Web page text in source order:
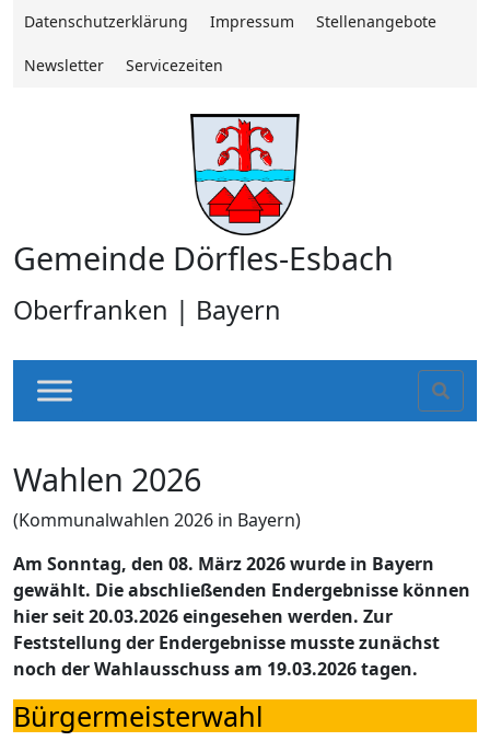
Datenschutzerklärung Impressum Stellenangebote
Newsletter Servicezeiten
Gemeinde Dörfles-Esbach
Oberfranken | Bayern
Wahlen 2026
(Kommunalwahlen 2026 in Bayern)
Am Sonntag, den 08. März 2026 wurde in Bayern
gewählt. Die abschließenden Endergebnisse können
hier seit 20.03.2026 eingesehen werden. Zur
Feststellung der Endergebnisse musste zunächst
noch der Wahlausschuss am 19.03.2026 tagen.
Bürgermeisterwahl